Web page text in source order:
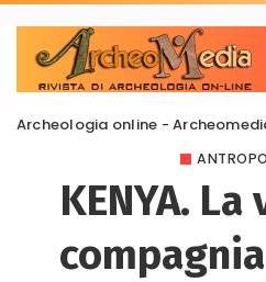
Archeologia online -
KENYA.